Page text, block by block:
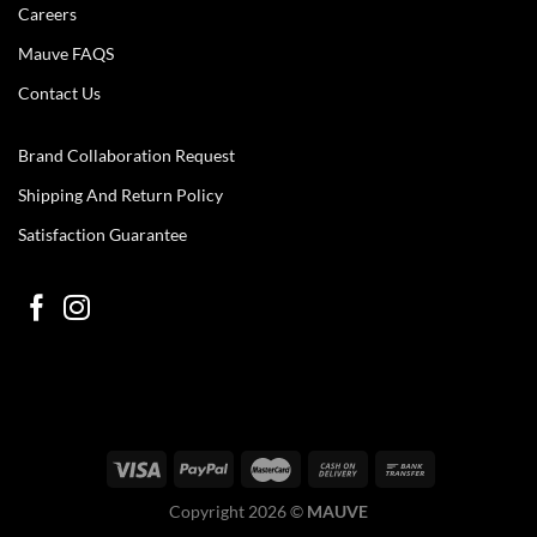
Careers
Mauve FAQS
Contact Us
Brand Collaboration Request
Shipping And Return Policy
Satisfaction Guarantee
Copyright 2026 © MAUVE